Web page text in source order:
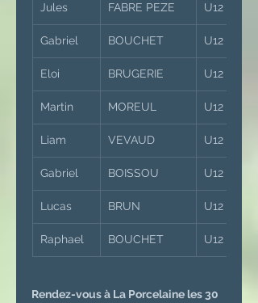
Jules FABRE PEZE U12
Gabriel BOUCHET U12
Eloi BRUGERIE U12
Martin MOREUL U12
Liam VEVAUD U12
Gabriel BOISSOU U12
Lucas BRUN U12
Raphael BOUCHET U12
Rendez-vous à La Porcelaine les 30